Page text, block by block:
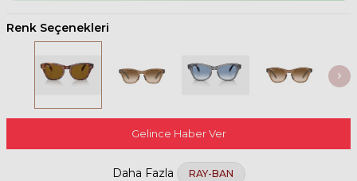
Renk Seçenekleri
Gelince Haber Ver
Daha Fazla RAY-BAN